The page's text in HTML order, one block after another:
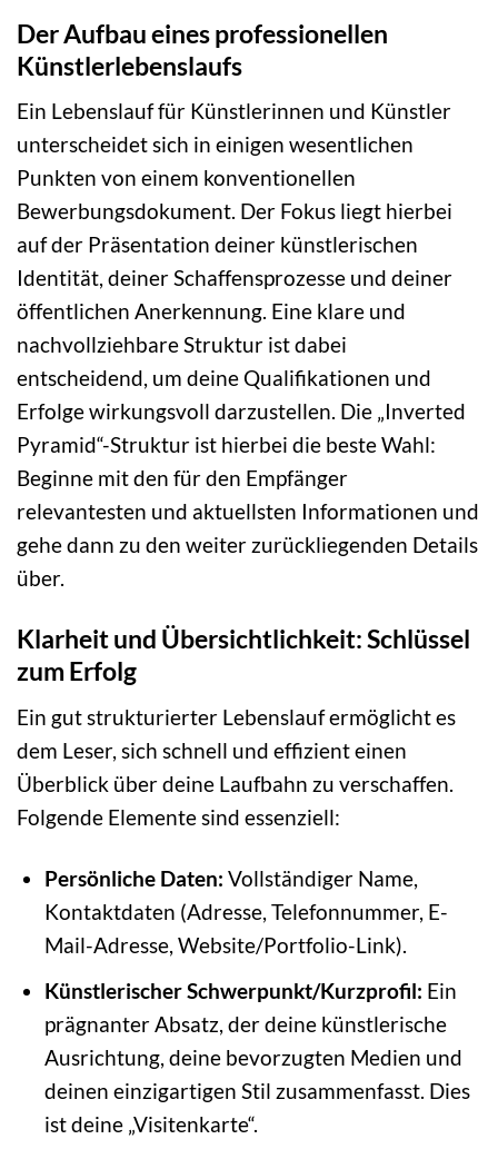
Der Aufbau eines professionellen
Künstlerlebenslaufs
Ein Lebenslauf für Künstlerinnen und Künstler
unterscheidet sich in einigen wesentlichen
Punkten von einem konventionellen
Bewerbungsdokument. Der Fokus liegt hierbei
auf der Präsentation deiner künstlerischen
Identität, deiner Schaffensprozesse und deiner
öffentlichen Anerkennung. Eine klare und
nachvollziehbare Struktur ist dabei
entscheidend, um deine Qualifikationen und
Erfolge wirkungsvoll darzustellen. Die „Inverted
Pyramid“-Struktur ist hierbei die beste Wahl:
Beginne mit den für den Empfänger
relevantesten und aktuellsten Informationen und
gehe dann zu den weiter zurückliegenden Details
über.
Klarheit und Übersichtlichkeit: Schlüssel
zum Erfolg
Ein gut strukturierter Lebenslauf ermöglicht es
dem Leser, sich schnell und effizient einen
Überblick über deine Laufbahn zu verschaffen.
Folgende Elemente sind essenziell:
Persönliche Daten: Vollständiger Name,
Kontaktdaten (Adresse, Telefonnummer, E-
Mail-Adresse, Website/Portfolio-Link).
Künstlerischer Schwerpunkt/Kurzprofil: Ein
prägnanter Absatz, der deine künstlerische
Ausrichtung, deine bevorzugten Medien und
deinen einzigartigen Stil zusammenfasst. Dies
ist deine „Visitenkarte“.